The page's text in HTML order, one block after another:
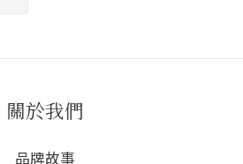
關於我們
品牌故事